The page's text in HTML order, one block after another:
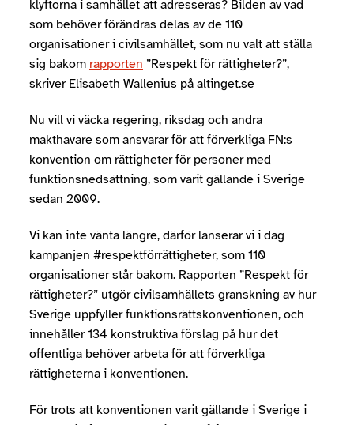
klyftorna i samhället att adresseras? Bilden av vad
som behöver förändras delas av de 110
organisationer i civilsamhället, som nu valt att ställa
sig bakom rapporten ”Respekt för rättigheter?”,
skriver Elisabeth Wallenius på altinget.se
Nu vill vi väcka regering, riksdag och andra
makthavare som ansvarar för att förverkliga FN:s
konvention om rättigheter för personer med
funktionsnedsättning, som varit gällande i Sverige
sedan 2009.
Vi kan inte vänta längre, därför lanserar vi i dag
kampanjen #respektförrättigheter, som 110
organisationer står bakom. Rapporten ”Respekt för
rättigheter?” utgör civilsamhällets granskning av hur
Sverige uppfyller funktionsrättskonventionen, och
innehåller 134 konstruktiva förslag på hur det
offentliga behöver arbeta för att förverkliga
rättigheterna i konventionen.
För trots att konventionen varit gällande i Sverige i